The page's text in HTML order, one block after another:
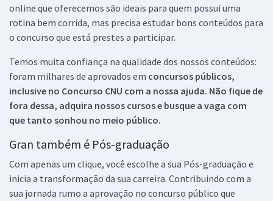
online que oferecemos são ideais para quem possui uma
rotina bem corrida, mas precisa estudar bons conteúdos para
o concurso que está prestes a participar.
Temos muita confiança na qualidade dos nossos conteúdos:
foram milhares de aprovados em concursos públicos,
inclusive no Concurso CNU com a nossa ajuda. Não fique de
fora dessa, adquira nossos cursos e busque a vaga com
que tanto sonhou no meio público.
Gran também é Pós-graduação
Com apenas um clique, você escolhe a sua Pós-graduação e
inicia a transformação da sua carreira. Contribuindo com a
sua jornada rumo a aprovação no concurso público que